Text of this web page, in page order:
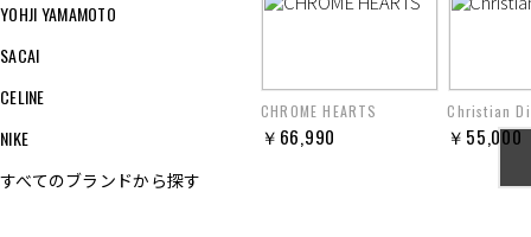
YOHJI YAMAMOTO
SACAI
CELINE
NIKE
すべてのブランドから探す